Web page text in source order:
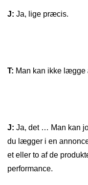
J: Ja, lige præcis.
T: Man kan ikke
J: Ja, det … Man kan
du lægger i en
et eller to af de
performance.